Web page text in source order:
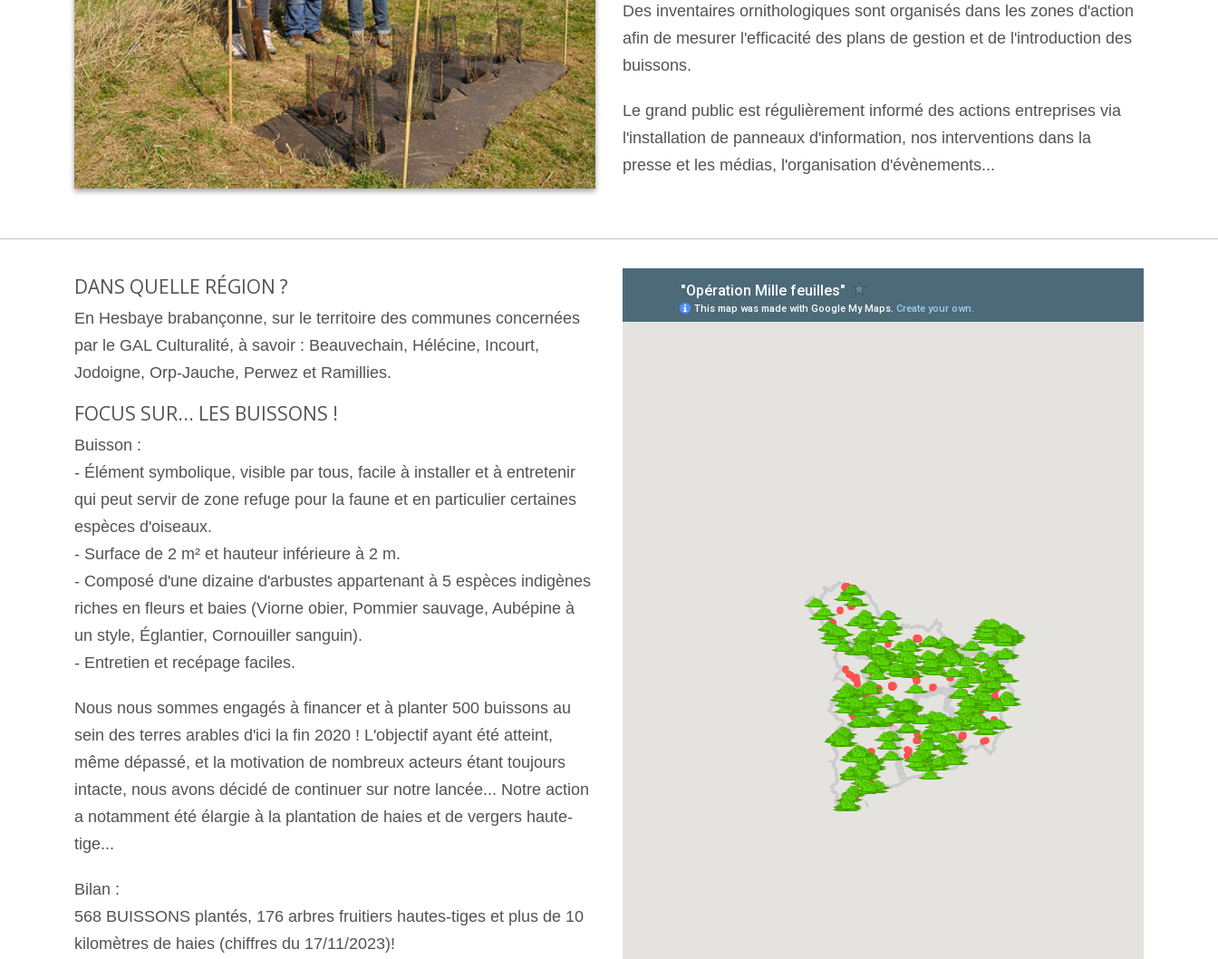
Des inventaires ornithologiques sont organisés dans les zones d'action
afin de mesurer l'efficacité des plans de gestion et de l'introduction des
buissons.
Le grand public est régulièrement informé des actions entreprises via
l'installation de panneaux d'information, nos interventions dans la
presse et les médias, l'organisation d'évènements...
DANS QUELLE RÉGION ?
En Hesbaye brabançonne, sur le territoire des communes concernées
par le GAL Culturalité, à savoir : Beauvechain, Hélécine, Incourt,
Jodoigne, Orp-Jauche, Perwez et Ramillies.
FOCUS SUR... LES BUISSONS !
Buisson :
- Élément symbolique, visible par tous, facile à installer et à entretenir
qui peut servir de zone refuge pour la faune et en particulier certaines
espèces d'oiseaux.
- Surface de 2 m² et hauteur inférieure à 2 m.
- Composé d'une dizaine d'arbustes appartenant à 5 espèces indigènes
riches en fleurs et baies (Viorne obier, Pommier sauvage, Aubépine à
un style, Églantier, Cornouiller sanguin).
- Entretien et recépage faciles.
Nous nous sommes engagés à financer et à planter 500 buissons au
sein des terres arables d'ici la fin 2020 ! L'objectif ayant été atteint,
même dépassé, et la motivation de nombreux acteurs étant toujours
intacte, nous avons décidé de continuer sur notre lancée... Notre action
a notamment été élargie à la plantation de haies et de vergers haute-
tige...
Bilan :
568 BUISSONS plantés, 176 arbres fruitiers hautes-tiges et plus de 10
kilomètres de haies (chiffres du 17/11/2023)!